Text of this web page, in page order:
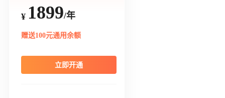
¥ 1899/年
赠送100元通用余额
立即开通